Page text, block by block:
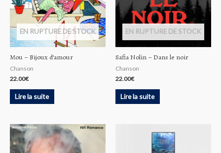
EN RUPTURE DE STOCK
Mou – Bijoux d’amour
Chanson
22.00€
Lire la suite
EN RUPTURE DE STOCK
Safia Nolin – Dans le noir
Chanson
22.00€
Lire la suite